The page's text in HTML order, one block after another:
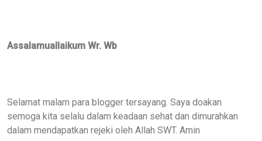
Assalamuallaikum Wr. Wb
Selamat malam para blogger tersayang. Saya doakan
semoga kita selalu dalam keadaan sehat dan dimurahkan
dalam mendapatkan rejeki oleh Allah SWT. Amin